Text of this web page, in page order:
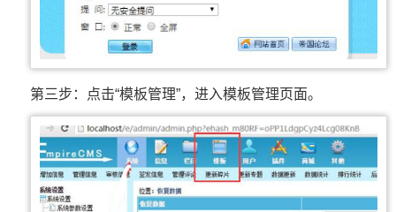
第三步：点击“模板管理”，进入模板管理页面。